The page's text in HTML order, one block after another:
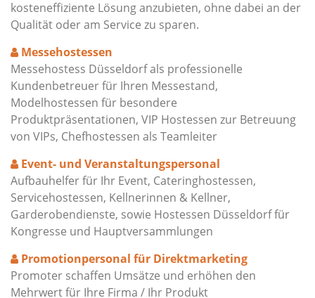
kosteneffiziente Lösung anzubieten, ohne dabei an der
Qualität oder am Service zu sparen.
Messehostessen
Messehostess Düsseldorf als professionelle
Kundenbetreuer für Ihren Messestand,
Modelhostessen für besondere
Produktpräsentationen, VIP Hostessen zur Betreuung
von VIPs, Chefhostessen als Teamleiter
Event- und Veranstaltungspersonal
Aufbauhelfer für Ihr Event, Cateringhostessen,
Servicehostessen, Kellnerinnen & Kellner,
Garderobendienste, sowie Hostessen Düsseldorf für
Kongresse und Hauptversammlungen
Promotionpersonal für Direktmarketing
Promoter schaffen Umsätze und erhöhen den
Mehrwert für Ihre Firma / Ihr Produkt